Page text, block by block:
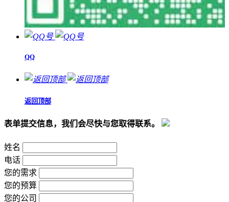
QQ
返回顶部
表单提交信息，我们会尽快与您取得联系。
姓名
电话
您的需求
您的预算
您的公司